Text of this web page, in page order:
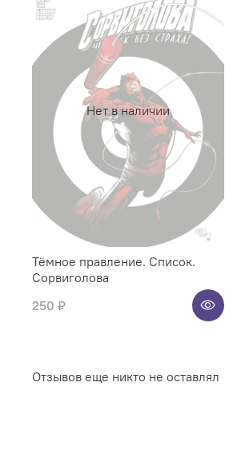
Нет в наличии
Тёмное правление. Список.
Сорвиголова
250 ₽
Отзывов еще никто не оставлял